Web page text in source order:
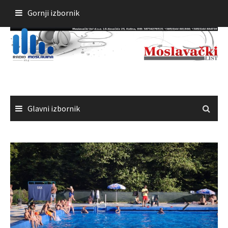
sadržaja
Gornji izbornik
Glavni izbornik
Čestitka gradonačelnika Kutine povodom Dana pobjede i